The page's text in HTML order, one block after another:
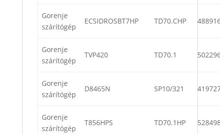
Gorenje
szárítógép
ECSIDROSBT7HP TD70.CHP
Gorenje
szárítógép
TVP420 TD70.1
Gorenje
szárítógép
D8465N SP10/321
Gorenje
szárítógép
T856HPS TD70.1HP